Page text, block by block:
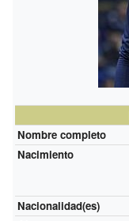
Nombre completo
Nacimiento
Nacionalidad(es)